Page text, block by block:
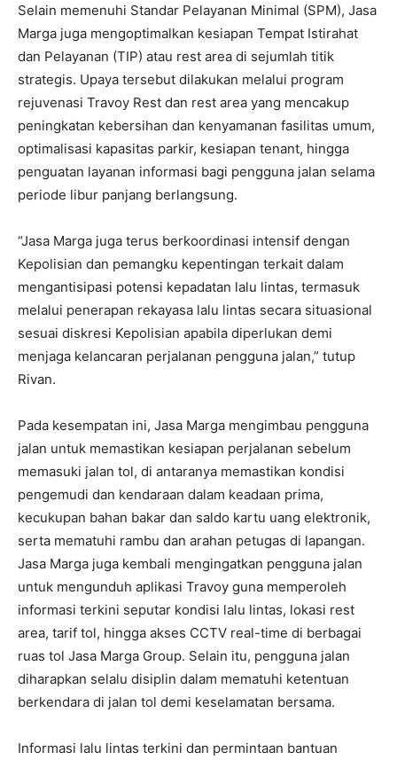
Selain memenuhi Standar Pelayanan Minimal (SPM), Jasa
Marga juga mengoptimalkan kesiapan Tempat Istirahat
dan Pelayanan (TIP) atau rest area di sejumlah titik
strategis. Upaya tersebut dilakukan melalui program
rejuvenasi Travoy Rest dan rest area yang mencakup
peningkatan kebersihan dan kenyamanan fasilitas umum,
optimalisasi kapasitas parkir, kesiapan tenant, hingga
penguatan layanan informasi bagi pengguna jalan selama
periode libur panjang berlangsung.
“Jasa Marga juga terus berkoordinasi intensif dengan
Kepolisian dan pemangku kepentingan terkait dalam
mengantisipasi potensi kepadatan lalu lintas, termasuk
melalui penerapan rekayasa lalu lintas secara situasional
sesuai diskresi Kepolisian apabila diperlukan demi
menjaga kelancaran perjalanan pengguna jalan,” tutup
Rivan.
Pada kesempatan ini, Jasa Marga mengimbau pengguna
jalan untuk memastikan kesiapan perjalanan sebelum
memasuki jalan tol, di antaranya memastikan kondisi
pengemudi dan kendaraan dalam keadaan prima,
kecukupan bahan bakar dan saldo kartu uang elektronik,
serta mematuhi rambu dan arahan petugas di lapangan.
Jasa Marga juga kembali mengingatkan pengguna jalan
untuk mengunduh aplikasi Travoy guna memperoleh
informasi terkini seputar kondisi lalu lintas, lokasi rest
area, tarif tol, hingga akses CCTV real-time di berbagai
ruas tol Jasa Marga Group. Selain itu, pengguna jalan
diharapkan selalu disiplin dalam mematuhi ketentuan
berkendara di jalan tol demi keselamatan bersama.
Informasi lalu lintas terkini dan permintaan bantuan